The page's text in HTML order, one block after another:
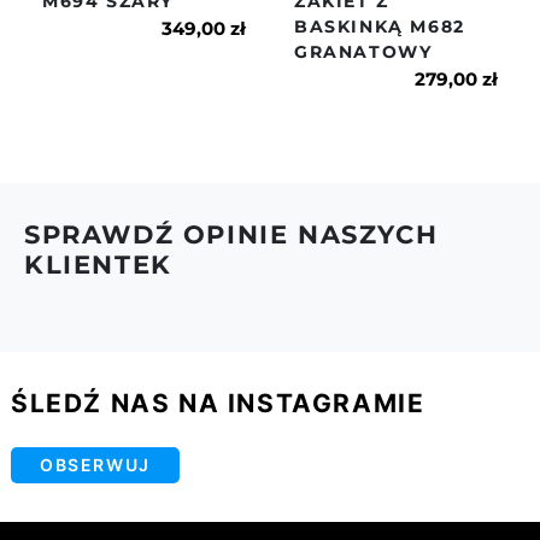
naszym regulaminie.
349,00 zł
BASKINKĄ M682
GRANATOWY
279,00 zł
SPRAWDŹ OPINIE NASZYCH
KLIENTEK
ŚLEDŹ NAS NA INSTAGRAMIE
OBSERWUJ